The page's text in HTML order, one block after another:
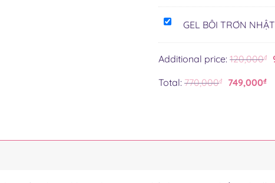
LOLLIPOP
QUỐC
ẤM
THÔNG
GEL
NHẬT
100ML
GEL BÔI TRƠN
Additional price: 120,000₫
Total: 770,000₫ 749,000₫